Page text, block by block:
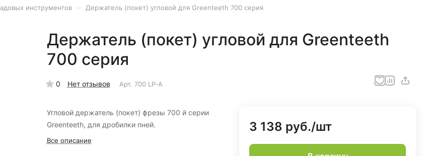
инструментов Держатель (покет) угловой для Greenteeth 700 серия
Держатель (покет) угловой для Greenteeth
700 серия
0 Нет отзывов Арт. 700 LP-A
Угловой держатель (покет) фрезы 700 й серии
Greenteeth, для дробилки пней.
Все описание
3 138 руб./шт